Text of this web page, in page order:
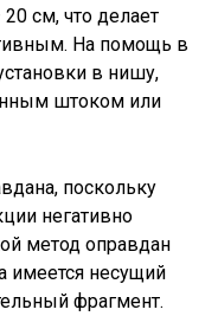
см, что делает
На помощь в
в нишу,
штоком или
поскольку
негативно
метод оправдан
имеется несущий
фрагмент.